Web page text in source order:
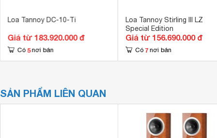
Loa Tannoy DC-10-Ti
Giá từ 183.920.000 đ
Có 5 nơi bán
Loa Tannoy Stirling III LZ
Special Edition
Giá từ 156.690.000 đ
Có 7 nơi bán
SẢN PHẨM LIÊN QUAN